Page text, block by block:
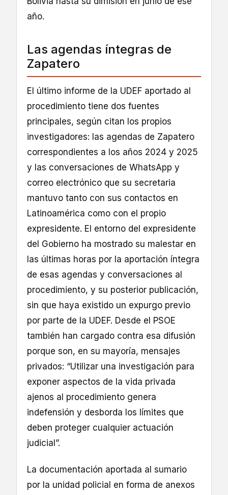
año.
Las agendas íntegras de
Zapatero
El último informe de la UDEF aportado al
procedimiento tiene dos fuentes
principales, según citan los propios
investigadores: las agendas de Zapatero
correspondientes a los años 2024 y 2025
y las conversaciones de WhatsApp y
correo electrónico que su secretaria
mantuvo tanto con sus contactos en
Latinoamérica como con el propio
expresidente. El entorno del expresidente
del Gobierno ha mostrado su malestar en
las últimas horas por la aportación íntegra
de esas agendas y conversaciones al
procedimiento, y su posterior publicación,
sin que haya existido un expurgo previo
por parte de la UDEF. Desde el PSOE
también han cargado contra esa difusión
porque son, en su mayoría, mensajes
privados: “Utilizar una investigación para
exponer aspectos de la vida privada
ajenos al procedimiento genera
indefensión y desborda los límites que
deben proteger cualquier actuación
judicial”.
La documentación aportada al sumario
por la unidad policial en forma de anexos